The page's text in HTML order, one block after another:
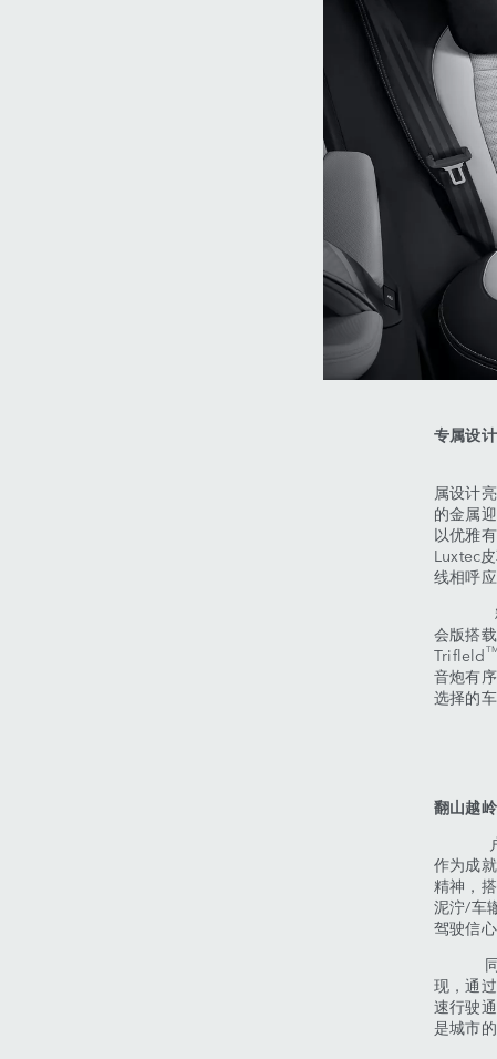
专属设
豪华
属设计
的金属
以优雅
Luxtec
线相呼
精美
会版搭
Trifleld
音炮有
选择的
翻山越
户外
作为成
精神，
泥泞/车
驾驶信心
同时
现，通
速行驶
是城市